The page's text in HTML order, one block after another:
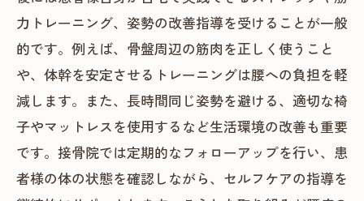
力トレーニング、姿勢の改善指導を受けることが一般
的です。例えば、骨盤周辺の筋肉を正しく使うこと
や、体幹を安定させるトレーニングは腰への負担を軽
減します。また、長時間同じ姿勢を避ける、適切な椅
子やマットレスを使用するなど生活環境の改善も重要
です。接骨院では定期的なフォローアップを行い、患
者様の体の状態を確認しながら、セルフケアの指導を